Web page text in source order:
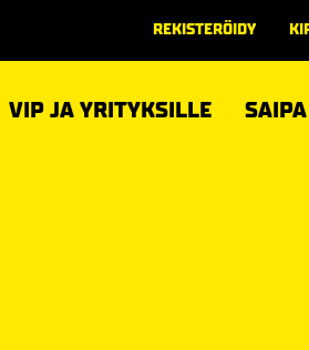
REKISTERÖIDY
VIP JA YRITYKSILLE